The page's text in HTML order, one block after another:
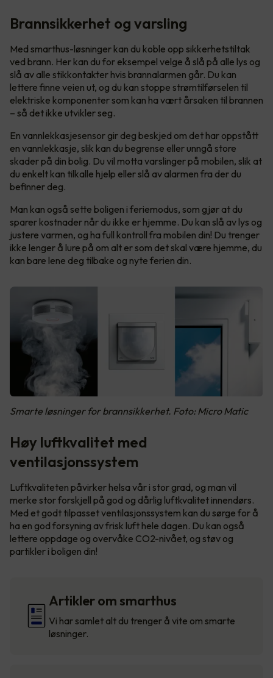
Brannsikkerhet og varsling
Med smarthus-løsninger kan du koble opp sikkerhetstiltak
ved brann. Her kan du for eksempel velge å slå på alle lys og
slå av alle stikkontakter hvis brannalarmen går. Du kan
lettere finne veien ut, og du kan stoppe strømtilførselen til
elektriske komponenter som kan ha vært årsaken til brannen
– så det ikke utvikler seg.
En vannlekkasjesensor gir deg beskjed om det har oppstått
en vannlekkasje, slik kan du begrense eller unngå store
skader på din bolig. Du vil motta varslinger på mobilen, slik at
du enkelt kan tilkalle hjelp eller slå av alarmen fra der du
befinner deg.
Man kan også sette boligen i feriemodus, som gjør at du
sparer kostnader når du ikke er hjemme. Du kan slå av lys og
justere varmen, og ha full kontroll fra mobilen din! Du trenger
ikke lenger å lure på om alt er som det skal være hjemme, du
kan bare lene deg tilbake og nyte ferien din.
Smarte løsninger for brannsikkerhet. Foto: Micro Matic
Høy luftkvalitet med
ventilasjonssystem
Luftkvaliteten påvirker helsa vår i stor grad, og man vil
merke stor forskjell på god og dårlig luftkvalitet innendørs.
Med et godt tilpasset ventilasjonssystem kan du sørge for å
ha en god forsyning av frisk luft hele dagen. Du kan også
lettere oppdage og overvåke CO2-nivået, og støv og
partikler i boligen din!
Artikler om smarthus
Vi har samlet alt du trenger å vite om smarte
løsninger.